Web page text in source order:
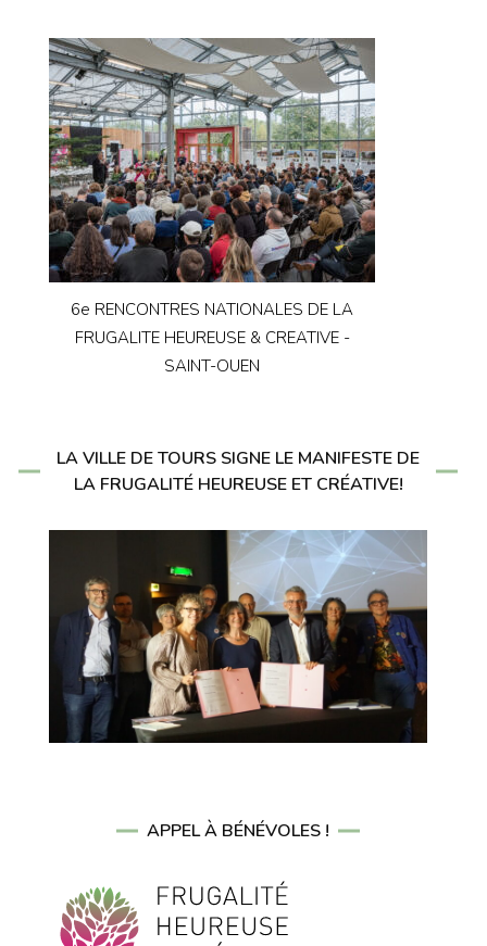
6e RENCONTRES NATIONALES DE LA
FRUGALITE HEUREUSE & CREATIVE -
SAINT-OUEN
LA VILLE DE TOURS SIGNE LE MANIFESTE DE
LA FRUGALITÉ HEUREUSE ET CRÉATIVE!
APPEL À BÉNÉVOLES !